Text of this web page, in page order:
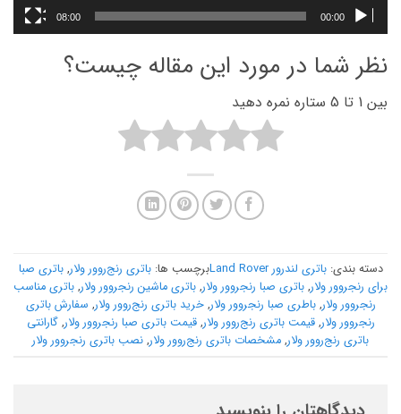
00:00
08:00
نظر شما در مورد این مقاله چیست؟
بین 1 تا 5 ستاره نمره دهید
دسته بندی:باتری لندرور Land Rover برچسب ها:باتری رنج‌روور ولار,باتری صبا
برای رنجروور ولار, باتری صبا رنجروور ولار, باتری ماشین رنجروور ولار, باتری مناسب
رنجروور ولار,باطری صبا رنجروور ولار,خرید باتری رنج‌روور ولار, سفارش باتری
رنجروور ولار,قیمت باتری رنج‌روور ولار,قیمت باتری صبا رنجروور ولار,گارانتی
باتری رنج‌روور ولار, مشخصات باتری رنج‌روور ولار, نصب باتری رنجروور ولار